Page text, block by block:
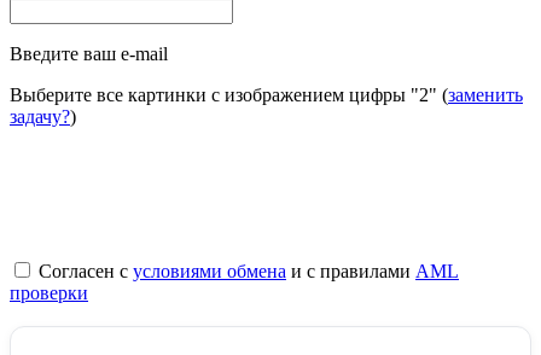
Введите ваш e-mail
Выберите все картинки с изображением цифры "2" (заменить
задачу?)
Согласен с условиями обмена и с правилами AML
проверки